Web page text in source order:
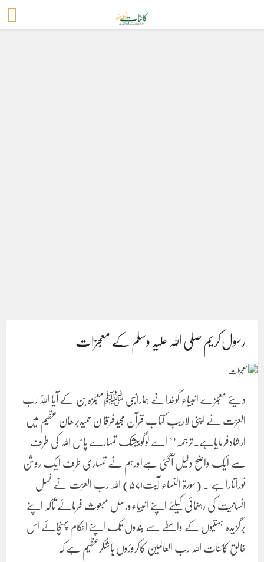
رسول کریم صلی اللہ علیہ وسلم کے معجزات
دیئے معجزے انبیاء کوخدانے ہمارانبی ﷺمعجزہ بن کے آیا اللّٰہ رب
العزت نے اپنی لاریب کتاب قرآن مجیدفرقا ن حمیدبرھان عظیم میں
ارشادفرمایاہے۔ترجمہ’’ اے لوگوبیشک تمہارے پاس اللہ کی طرف
سے ایک واضح دلیل آگئی ہےاورہم نے تمہاری طرف ایک روشن
نوراتاراہے ۔ (سورۃ النساء آیت۵۷۱) اللہ رب العزت نے نسل
انسانیت کی رہنمائی کیلئے اپنے انبیاءورسل مبعوث فرمائے تاکہ اپنے
برگزیدہ ہستیوں کے واسطے سے بندوں تک اپنے احکام پہنچائے اس
خالق کائنات اللہ رب العالمین کاکروڑوں ہاشکرعظیم ہے کہ